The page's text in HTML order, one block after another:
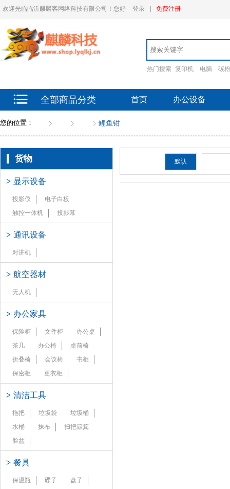
欢迎光临临沂麒麟客网络科技有限公司！您好 登录 免费注册
热门搜索 复印机 电脑 碳粉
全部商品分类 首页 办公设备
您的位置： 鲤鱼钳
货物
> 显示设备
投影仪
电子白板
触控一体机
投影幕
> 通讯设备
对讲机
> 航空器材
无人机
> 办公家具
保险柜 文件柜
办公桌
茶几
办公椅
桌前椅
折叠椅
会议椅
书柜
保密柜
更衣柜
> 清洁工具
拖把 垃圾袋
垃圾桶
水桶
抹布
扫把簸箕
脸盆
> 餐具
保温瓶 碟子
盘子
默认